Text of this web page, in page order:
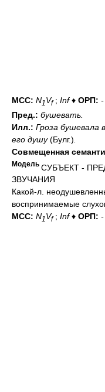
МСС: N1 Vf; Inf ♦ ОРП: -
Пред.: бушевать.
Илл.: Гроза бушевала
его душу(Булг.)
Совмещенная
Модель СУБЪЕКТ -
ЗВУЧАНИЯ
Какой-л.
воспринимаемые
МСС: N1 Vf; Inf ♦ ОРП: -